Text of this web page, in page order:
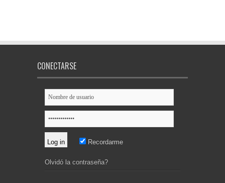
CONECTARSE
Recordarme
Olvidó la contraseña?